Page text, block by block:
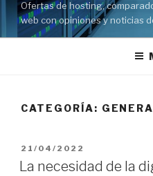
Ofertas de hosting,
web con opiniones y noticias
CATEGORÍA:
PUBLICADO
EL
21/04/2022
La necesidad de la